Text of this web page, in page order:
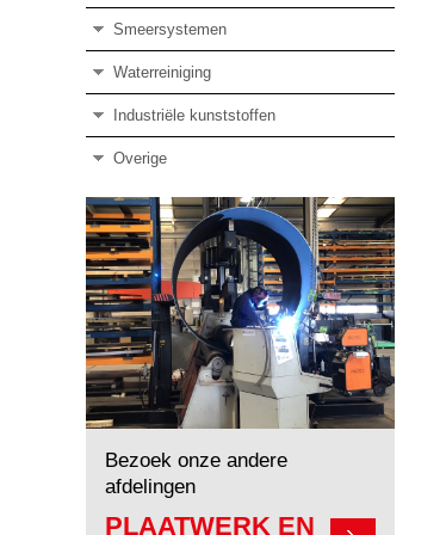
Smeersystemen
Waterreiniging
Industriële kunststoffen
Overige
Bezoek onze andere
afdelingen
PLAATWERK EN